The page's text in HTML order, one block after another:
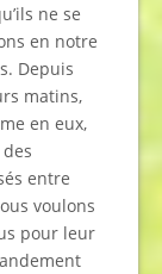
ne se
en notre
Depuis
matins,
en eux,
entre
voulons
pour leur